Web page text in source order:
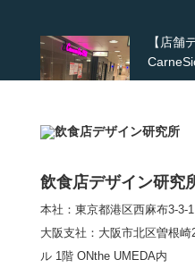
【店舗
【熊の
とライ
和モダ
飲食店デザイン研究
本社：東京都港区西麻布3-3-
大阪支社 ：大阪市北区曽根
ル 1階 ONthe UMEDA内